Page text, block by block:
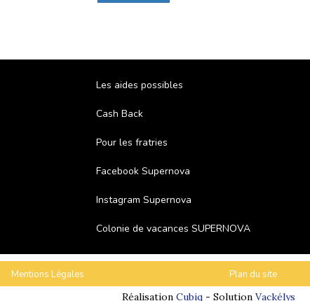
Les aides possibles
Cash Back
Pour les fratries
Facebook Supernova
Instagram Supernova
Colonie de vacances SUPERNOVA
Mentions Légales Plan du site
Réalisation Cubiq- Solution Vackélys